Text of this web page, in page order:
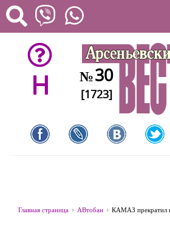
H №30
[1723]
Главная страница АВтобан КАМАЗ прекратил